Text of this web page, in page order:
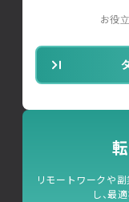
お役
リモートワークや
し、最